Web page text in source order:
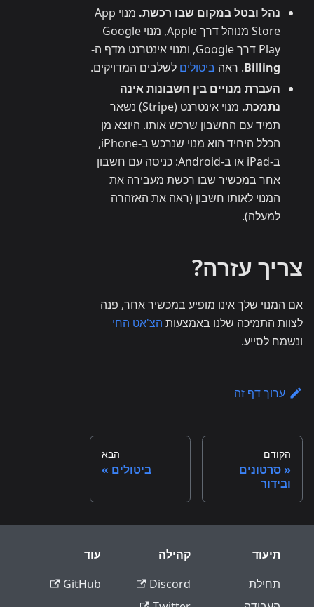
נהל ובטל במקום שבו רכשת.
מנוי App
Store מנוהל דרך Apple, מנוי Google
Play דרך Google, ומנוי אינטרנט מדף ה-
Billing. ראה ביטולים לשלבים המדויקים.
העברת מנויים בין חשבונות אינה
נתמכת.
מנוי אינטרנט (Stripe) נשאר
תמיד עם החשבון שרכש אותו. היוצא מן
הכלל היחיד הוא מנוי שנרכש ב-iPhone,
ב-iPad או ב-Android: כניסה עם חשבון
אחר במכשיר שבו רכשת מעבירה את
המנוי לאותו חשבון (ראה את האזהרה
למעלה).
צריך עזרה?
אם המנוי שלך אינו מופיע במכשיר אחר, פנה
לצוות התמיכה שלנו באמצעות הצ'אט החי
ונשמח לסייע.
ערוך דף זה
הקודם
סרטונים
ובידור
הבא
ביטולים
תיעוד
תחילת
קהילה
Discord
עוד
GitHub